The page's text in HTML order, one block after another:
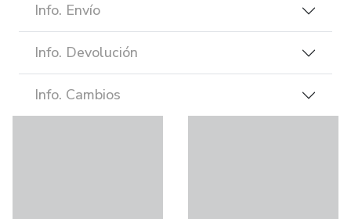
Info. Envío
Info. Devolución
Info. Cambios